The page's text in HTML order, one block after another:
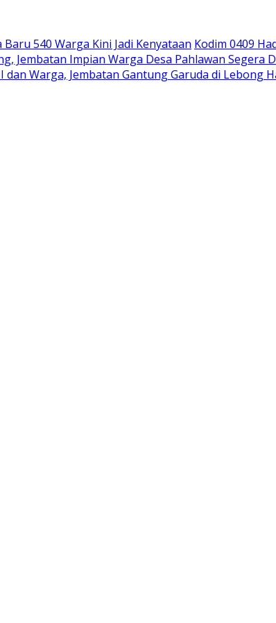
540 Warga Kini Jadi Kenyataan Kodim 0409
Jembatan Impian Warga Desa Pahlawan Segera
dan Warga, Jembatan Gantung Garuda di Lebong